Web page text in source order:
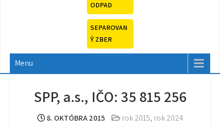
ODPAD
SEPAROVAN
Ý ZBER
Menu
SPP, a.s., IČO: 35 815 256
8. OKTÓBRA 2015 rok 2015, rok 2024